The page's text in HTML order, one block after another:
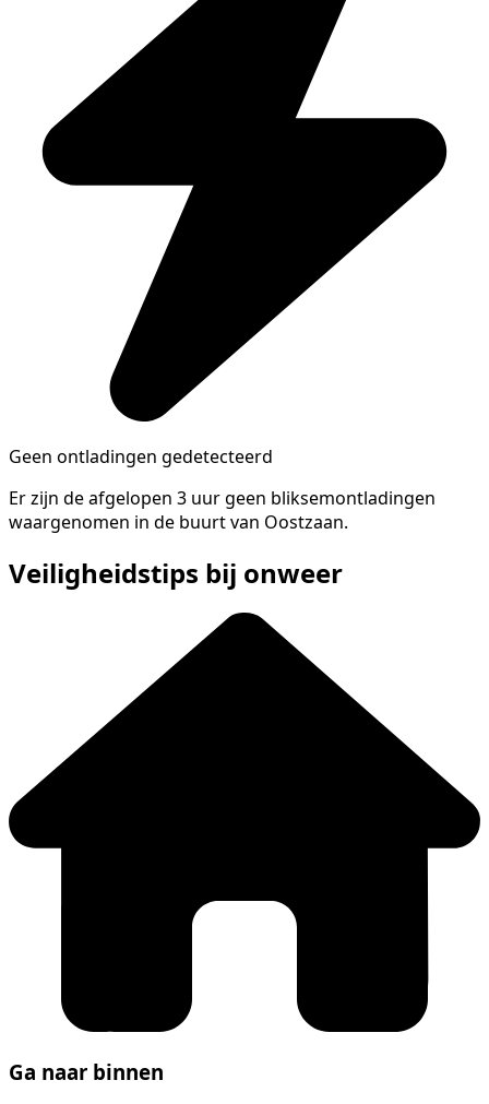
Geen ontladingen gedetecteerd
Er zijn de afgelopen 3 uur geen bliksemontladingen
waargenomen in de buurt van Oostzaan.
Veiligheidstips bij onweer
Ga naar binnen